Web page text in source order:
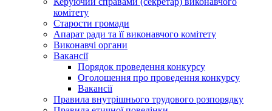
комітету
Старости громади
Апарат ради та її виконавчого комітету
Виконавчі органи
Вакансії
Порядок проведення конкурсу
Оголошення про проведення конкурсу
Вакансії
Правила внутрішнього трудового розпорядку